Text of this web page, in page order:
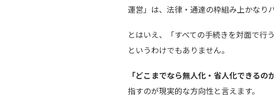
運営」は、法律・通達の枠組み上かなり
とはいえ、「すべての手続きを対面で行
というわけでもありません。
「どこまでなら無人化・省人化できるのか
指すのが現実的な方向性と言えます。